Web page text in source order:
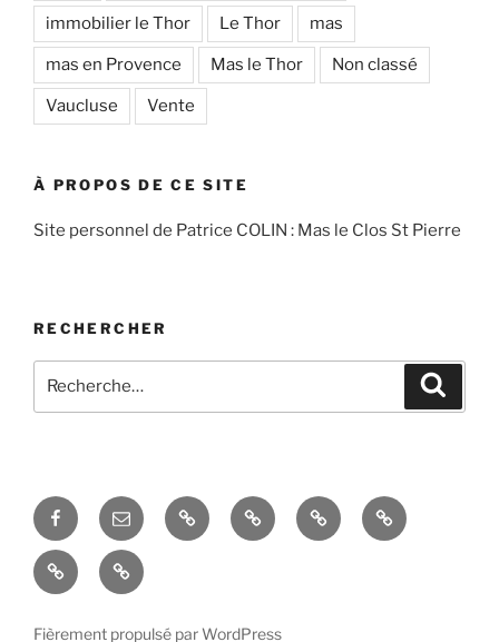
immobilier le Thor Le Thor mas
mas en Provence Mas le Thor Non classé
Vaucluse Vente
À PROPOS DE CE SITE
Site personnel de Patrice COLIN : Mas le Clos St Pierre
RECHERCHER
pour
FacebookCourriel
–
Email
Accés
admin
Hobby La
taille
Espace
domotique
Le
mas
La
réception
Fièrement propulsé par WordPress